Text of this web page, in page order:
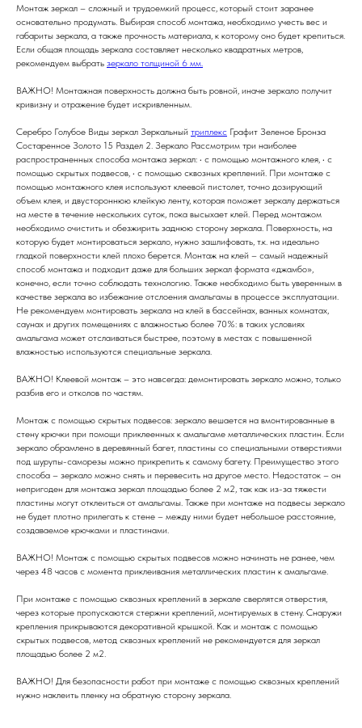
Монтаж зеркал – сложный и трудоемкий процесс, который стоит заранее
основательно продумать. Выбирая способ монтажа, необходимо учесть вес и
габариты зеркала, а также прочность материала, к которому оно будет крепиться.
Если общая площадь зеркала составляет несколько квадратных метров,
рекомендуем выбрать зеркало толщиной 6 мм.
ВАЖНО! Монтажная поверхность должна быть ровной, иначе зеркало получит
кривизну и отражение будет искривленным.
Серебро Голубое Виды зеркал Зеркальный триплекс Графит Зеленое Бронза
Состаренное Золото 15 Раздел 2. Зеркало Рассмотрим три наиболее
распространенных способа монтажа зеркал: • с помощью монтажного клея, • с
помощью скрытых подвесов, • с помощью сквозных креплений. При монтаже с
помощью монтажного клея используют клеевой пистолет, точно дозирующий
объем клея, и двустороннюю клейкую ленту, которая поможет зеркалу держаться
на месте в течение нескольких суток, пока высыхает клей. Перед монтажом
необходимо очистить и обезжирить заднюю сторону зеркала. Поверхность, на
которую будет монтироваться зеркало, нужно зашлифовать, т.к. на идеально
гладкой поверхности клей плохо берется. Монтаж на клей – самый надежный
способ монтажа и подходит даже для больших зеркал формата «джамбо»,
конечно, если точно соблюдать технологию. Также необходимо быть уверенным в
качестве зеркала во избежание отслоения амальгамы в процессе эксплуатации.
Не рекомендуем монтировать зеркала на клей в бассейнах, ванных комнатах,
саунах и других помещениях с влажностью более 70%: в таких условиях
амальгама может отслаиваться быстрее, поэтому в местах с повышенной
влажностью используются специальные зеркала.
ВАЖНО! Клеевой монтаж – это навсегда: демонтировать зеркало можно, только
разбив его и отколов по частям.
Монтаж с помощью скрытых подвесов: зеркало вешается на вмонтированные в
стену крючки при помощи приклеенных к амальгаме металлических пластин. Если
зеркало обрамлено в деревянный багет, пластины со специальными отверстиями
под шурупы-саморезы можно прикрепить к самому багету. Преимущество этого
способа – зеркало можно снять и перевесить на другое место. Недостаток – он
непригоден для монтажа зеркал площадью более 2 м2, так как из-за тяжести
пластины могут отклеиться от амальгамы. Также при монтаже на подвесы зеркало
не будет плотно прилегать к стене – между ними будет небольшое расстояние,
создаваемое крючками и пластинами.
ВАЖНО! Монтаж с помощью скрытых подвесов можно начинать не ранее, чем
через 48 часов с момента приклеивания металлических пластин к амальгаме.
При монтаже с помощью сквозных креплений в зеркале сверлятся отверстия,
через которые пропускаются стержни креплений, монтируемых в стену. Снаружи
крепления прикрываются декоративной крышкой. Как и монтаж с помощью
скрытых подвесов, метод сквозных креплений не рекомендуется для зеркал
площадью более 2 м2.
ВАЖНО! Для безопасности работ при монтаже с помощью сквозных креплений
нужно наклеить пленку на обратную сторону зеркала.